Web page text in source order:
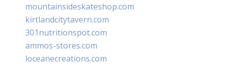
mountainsideskateshop.com
kirtlandcitytavern.com
301nutritionspot.com
ammos-stores.com
loceanecreations.com